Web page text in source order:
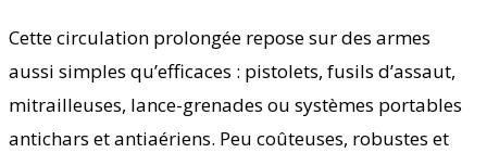
Cette circulation prolongée repose sur des armes
aussi simples qu’efficaces : pistolets, fusils d’assaut,
mitrailleuses, lance-grenades ou systèmes portables
antichars et antiaériens. Peu coûteuses, robustes et